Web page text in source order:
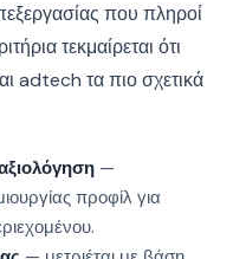
που πληροί
τεκμαίρεται ότι
adtech τα πιο σχετικά
—
προφίλ για